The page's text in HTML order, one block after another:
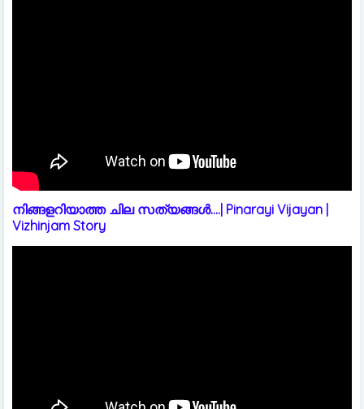
നിങ്ങളറിയാത്ത ചില സത്യങ്ങൾ....| Pinarayi Vijayan |
Vizhinjam Story